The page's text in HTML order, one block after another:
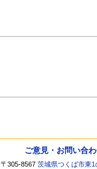
ご意見・お問い合
〒305-8567茨城県つくば市東1